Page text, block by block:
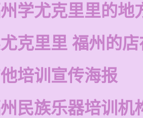
学尤克里里的地
克里里 福州的
培训宣传海报
民族乐器培训机